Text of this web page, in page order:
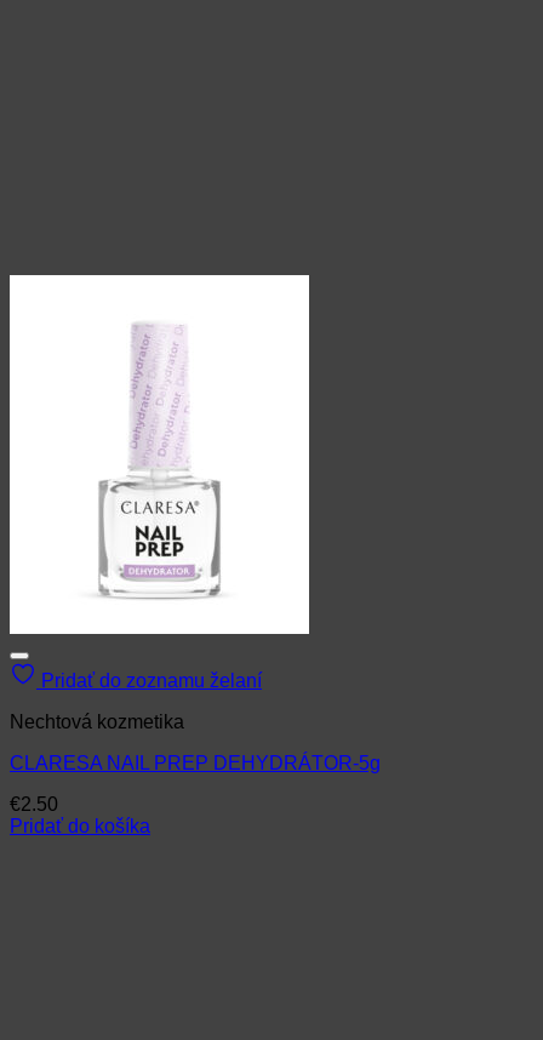
Pridať do zoznamu želaní
Nechtová kozmetika
CLARESA NAIL PREP DEHYDRÁTOR-5g
€2.50
Pridať do košíka